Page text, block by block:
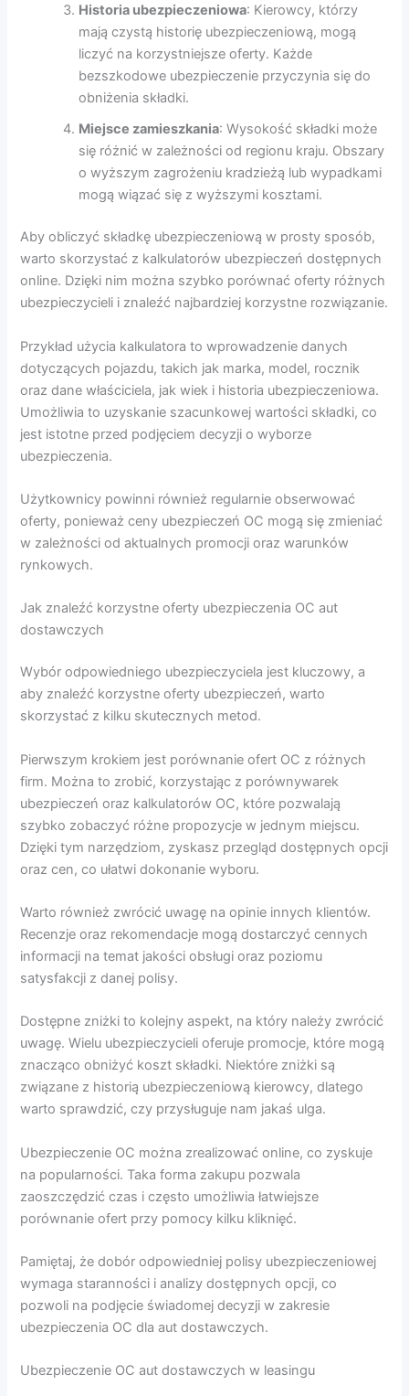
Historia ubezpieczeniowa: Kierowcy, którzy
mają czystą historię ubezpieczeniową, mogą
liczyć na korzystniejsze oferty. Każde
bezszkodowe ubezpieczenie przyczynia się do
obniżenia składki.
Miejsce zamieszkania: Wysokość składki może
się różnić w zależności od regionu kraju. Obszary
o wyższym zagrożeniu kradzieżą lub wypadkami
mogą wiązać się z wyższymi kosztami.
Aby obliczyć składkę ubezpieczeniową w prosty sposób,
warto skorzystać z kalkulatorów ubezpieczeń dostępnych
online. Dzięki nim można szybko porównać oferty różnych
ubezpieczycieli i znaleźć najbardziej korzystne rozwiązanie.
Przykład użycia kalkulatora to wprowadzenie danych
dotyczących pojazdu, takich jak marka, model, rocznik
oraz dane właściciela, jak wiek i historia ubezpieczeniowa.
Umożliwia to uzyskanie szacunkowej wartości składki, co
jest istotne przed podjęciem decyzji o wyborze
ubezpieczenia.
Użytkownicy powinni również regularnie obserwować
oferty, ponieważ ceny ubezpieczeń OC mogą się zmieniać
w zależności od aktualnych promocji oraz warunków
rynkowych.
Jak znaleźć korzystne oferty ubezpieczenia OC aut
dostawczych
Wybór odpowiedniego ubezpieczyciela jest kluczowy, a
aby znaleźć korzystne oferty ubezpieczeń, warto
skorzystać z kilku skutecznych metod.
Pierwszym krokiem jest porównanie ofert OC z różnych
firm. Można to zrobić, korzystając z porównywarek
ubezpieczeń oraz kalkulatorów OC, które pozwalają
szybko zobaczyć różne propozycje w jednym miejscu.
Dzięki tym narzędziom, zyskasz przegląd dostępnych opcji
oraz cen, co ułatwi dokonanie wyboru.
Warto również zwrócić uwagę na opinie innych klientów.
Recenzje oraz rekomendacje mogą dostarczyć cennych
informacji na temat jakości obsługi oraz poziomu
satysfakcji z danej polisy.
Dostępne zniżki to kolejny aspekt, na który należy zwrócić
uwagę. Wielu ubezpieczycieli oferuje promocje, które mogą
znacząco obniżyć koszt składki. Niektóre zniżki są
związane z historią ubezpieczeniową kierowcy, dlatego
warto sprawdzić, czy przysługuje nam jakaś ulga.
Ubezpieczenie OC można zrealizować online, co zyskuje
na popularności. Taka forma zakupu pozwala
zaoszczędzić czas i często umożliwia łatwiejsze
porównanie ofert przy pomocy kilku kliknięć.
Pamiętaj, że dobór odpowiedniej polisy ubezpieczeniowej
wymaga staranności i analizy dostępnych opcji, co
pozwoli na podjęcie świadomej decyzji w zakresie
ubezpieczenia OC dla aut dostawczych.
Ubezpieczenie OC aut dostawczych w leasingu